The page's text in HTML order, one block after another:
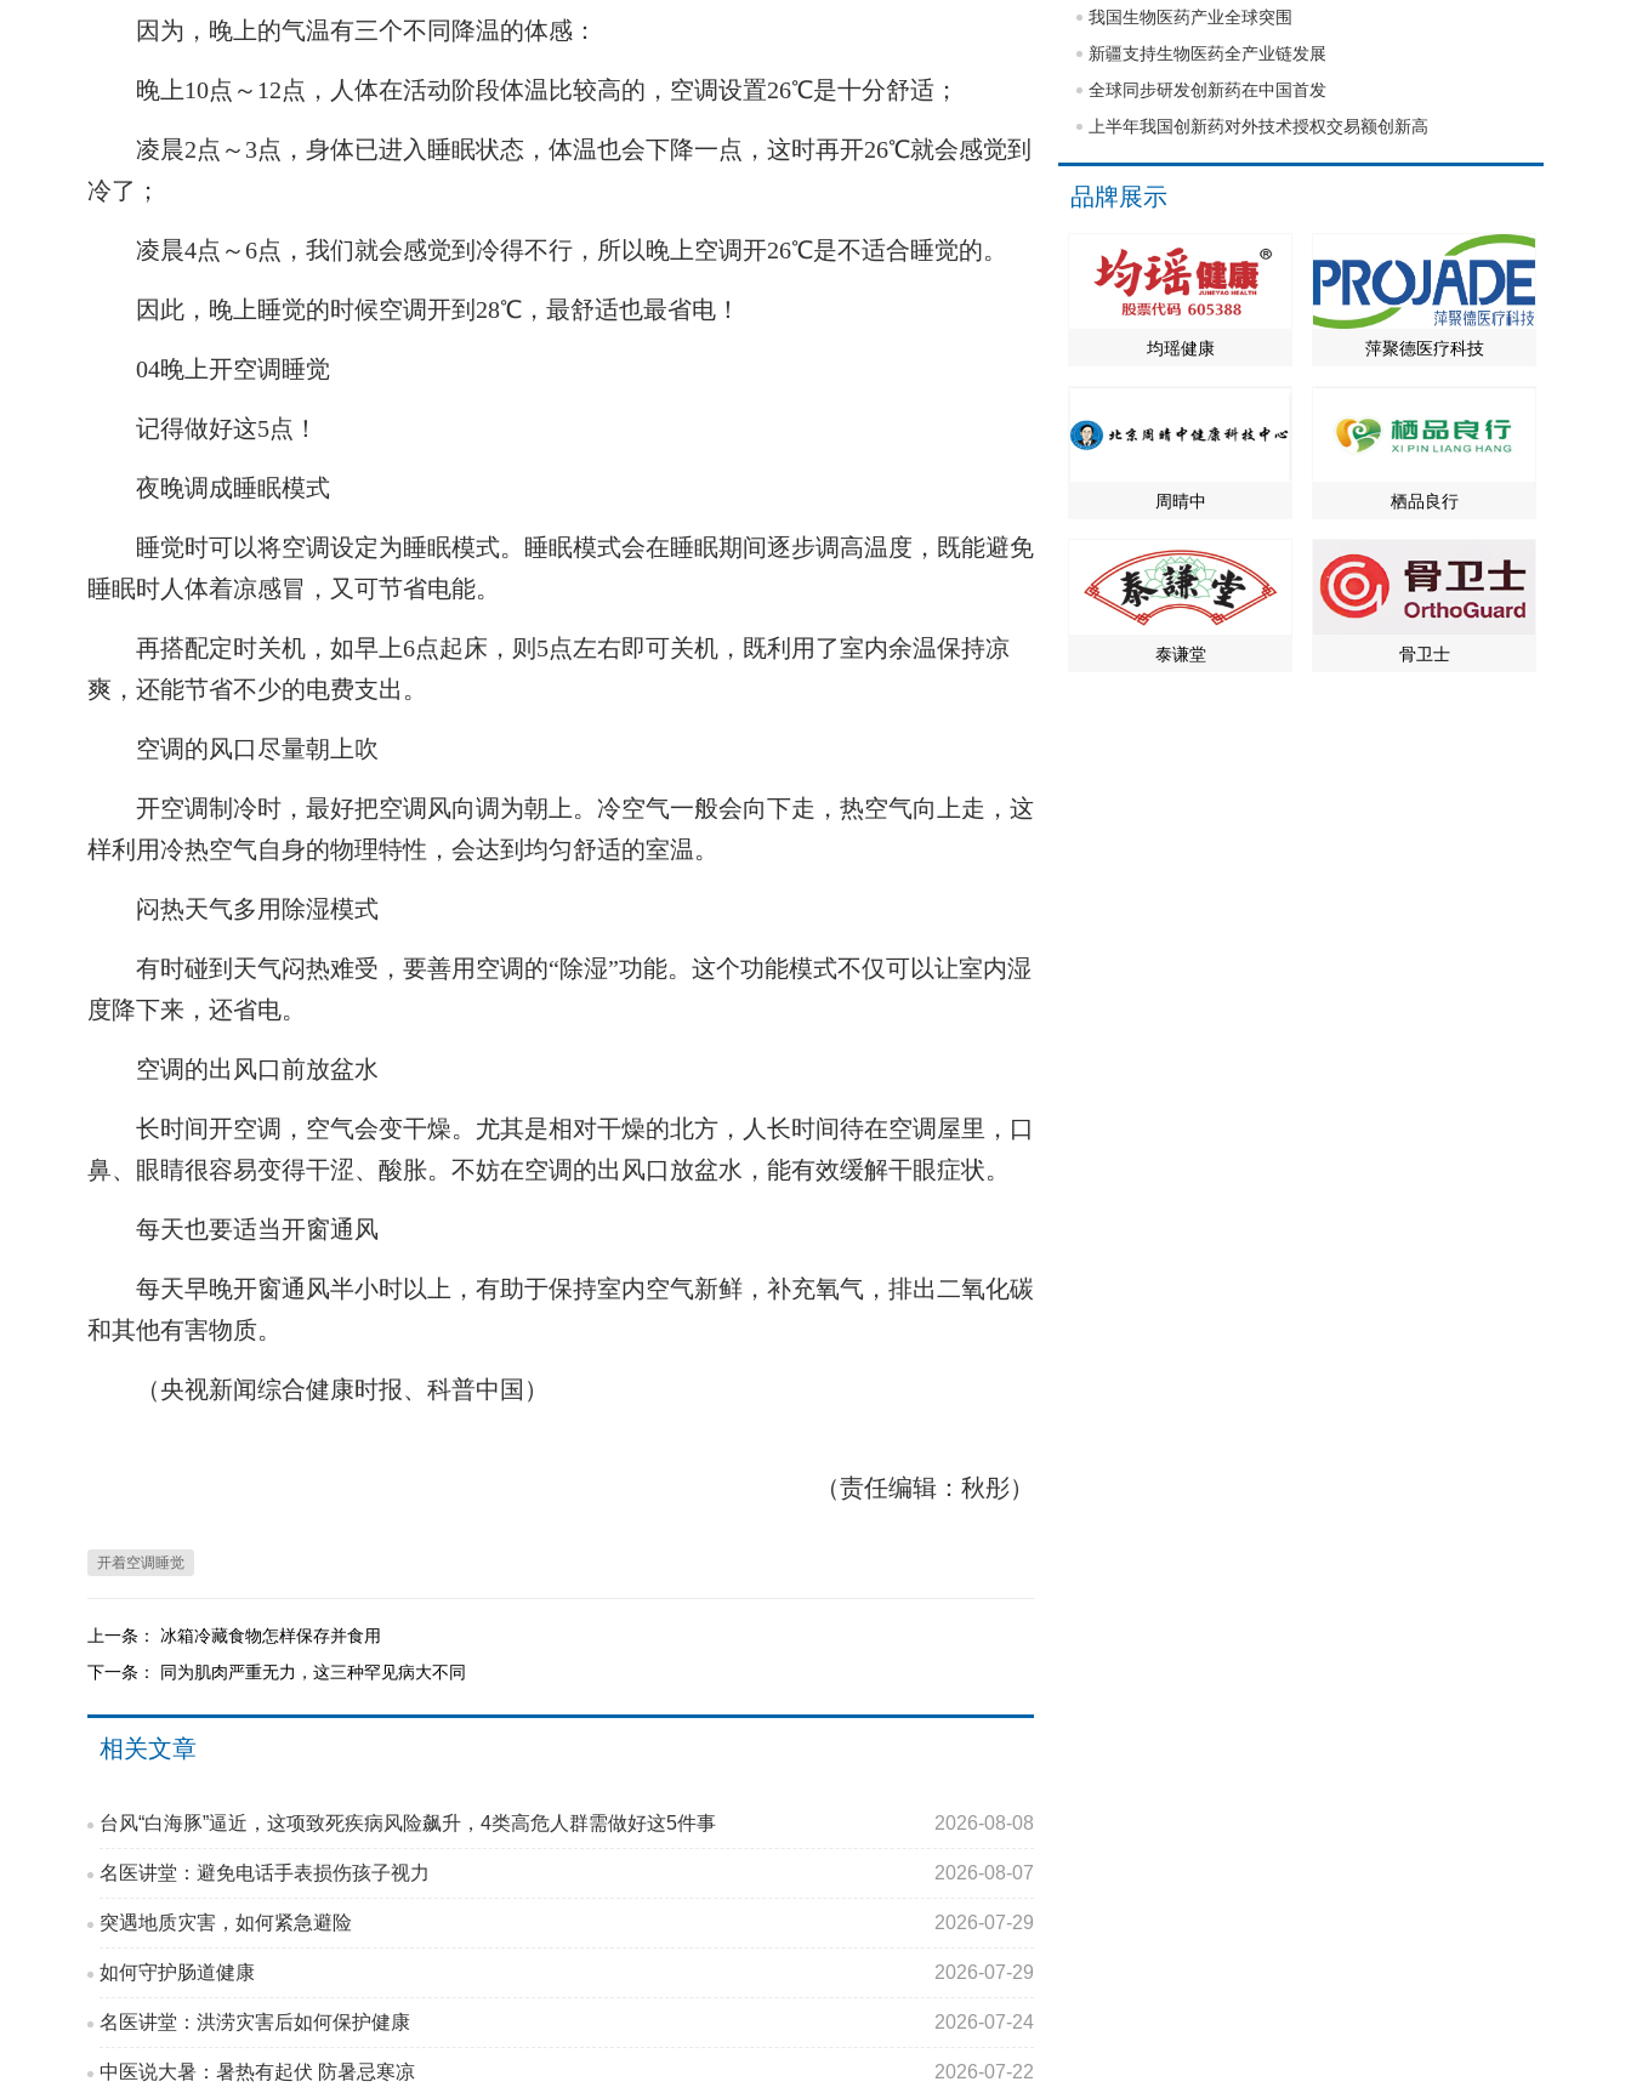
因为，晚上的气温有三个不同降温的体感：
晚上10点～12点，人体在活动阶段体温比较高的，空调设置26℃是十分舒适；
凌晨2点～3点，身体已进入睡眠状态，体温也会下降一点，这时再开26℃就会感觉到
冷了；
凌晨4点～6点，我们就会感觉到冷得不行，所以晚上空调开26℃是不适合睡觉的。
因此，晚上睡觉的时候空调开到28℃，最舒适也最省电！
04晚上开空调睡觉
记得做好这5点！
夜晚调成睡眠模式
睡觉时可以将空调设定为睡眠模式。睡眠模式会在睡眠期间逐步调高温度，既能避免
睡眠时人体着凉感冒，又可节省电能。
再搭配定时关机，如早上6点起床，则5点左右即可关机，既利用了室内余温保持凉
爽，还能节省不少的电费支出。
空调的风口尽量朝上吹
开空调制冷时，最好把空调风向调为朝上。冷空气一般会向下走，热空气向上走，这
样利用冷热空气自身的物理特性，会达到均匀舒适的室温。
闷热天气多用除湿模式
有时碰到天气闷热难受，要善用空调的“除湿”功能。这个功能模式不仅可以让室内湿
度降下来，还省电。
空调的出风口前放盆水
长时间开空调，空气会变干燥。尤其是相对干燥的北方，人长时间待在空调屋里，口
鼻、眼睛很容易变得干涩、酸胀。不妨在空调的出风口放盆水，能有效缓解干眼症状。
每天也要适当开窗通风
每天早晚开窗通风半小时以上，有助于保持室内空气新鲜，补充氧气，排出二氧化碳
和其他有害物质。
（央视新闻综合健康时报、科普中国）
（责任编辑：秋彤）
开着空调睡觉
上一条： 冰箱冷藏食物怎样保存并食用
下一条： 同为肌肉严重无力，这三种罕见病大不同
相关文章
台风“白海豚”逼近，这项致死疾病风险飙升，4类高危人群需做好这5件事 2026-08-08
名医讲堂：避免电话手表损伤孩子视力 2026-08-07
突遇地质灾害，如何紧急避险 2026-07-29
如何守护肠道健康 2026-07-29
名医讲堂：洪涝灾害后如何保护健康 2026-07-24
中医说大暑：暑热有起伏 防暑忌寒凉 2026-07-22
我国生物医药产业全球突围
新疆支持生物医药全产业链发展
全球同步研发创新药在中国首发
上半年我国创新药对外技术授权交易额创新高
品牌展示
均瑶健康 萍聚德医疗科技
周晴中 栖品良行
泰谦堂 骨卫士